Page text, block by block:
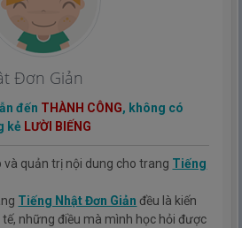
Đơn Giản
đến THÀNH CÔNG, không có
kẻ LƯỜI BIẾNG
và quản trị nội dung cho trang Tiếng
Tiếng Nhật Đơn Giản đều là kiến
những điều mà mình học hỏi được